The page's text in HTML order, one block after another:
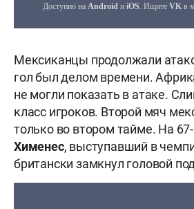
Мексиканцы продолжали
гол был делом времени.
не могли показать в атаке.
класс игроков. Второй мяч
только во втором тайме. На
Хименес, выступавший в
британски замкнул головой